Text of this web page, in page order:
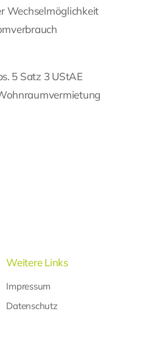
Wechselmöglichkeit
5 Satz 3 UStAE
Weitere Links
Impressum
Datenschutz